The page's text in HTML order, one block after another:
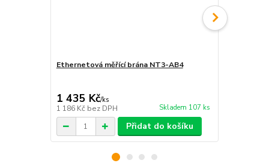
Ethernetová měřící brána NT3-AB4
1 435 Kč/ks
1 186 Kč bez DPH Skladem 107 ks
Přidat do košíku